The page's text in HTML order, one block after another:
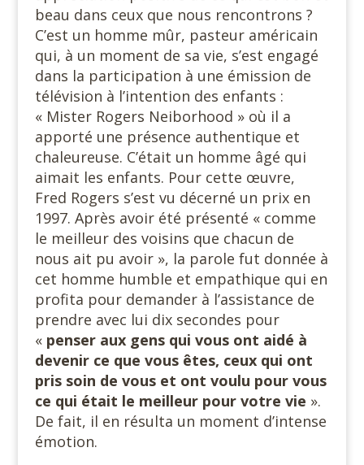
beau dans ceux que nous rencontrons ?
C’est un homme mûr, pasteur américain
qui, à un moment de sa vie, s’est engagé
dans la participation à une émission de
télévision à l’intention des enfants :
« Mister Rogers Neiborhood » où il a
apporté une présence authentique et
chaleureuse. C’était un homme âgé qui
aimait les enfants. Pour cette œuvre,
Fred Rogers s’est vu décerné un prix en
1997. Après avoir été présenté « comme
le meilleur des voisins que chacun de
nous ait pu avoir », la parole fut donnée à
cet homme humble et empathique qui en
profita pour demander à l’assistance de
prendre avec lui dix secondes pour
« penser aux gens qui vous ont aidé à
devenir ce que vous êtes, ceux qui ont
pris soin de vous et ont voulu pour vous
ce qui était le meilleur pour votre vie ».
De fait, il en résulta un moment d’intense
émotion.